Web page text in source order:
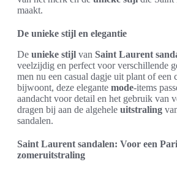
maakt.
De unieke stijl en elegantie
De unieke stijl van Saint Laurent
veelzijdig en perfect voor verschillende
men nu een casual dagje uit plant of een
bijwoont, deze elegante mode-items
aandacht voor detail en het gebruik van
dragen bij aan de algehele uitstraling
sandalen.
Saint Laurent sandalen: Voor een
zomeruitstraling